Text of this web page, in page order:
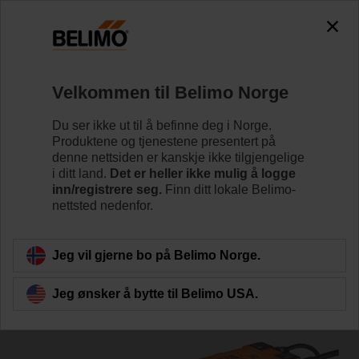
EV040R2+BAC
Lær mer
Tilbake til produktkategori
Velkommen til Belimo Norge
Du ser ikke ut til å befinne deg i Norge.
Produktene og tjenestene presentert på
denne nettsiden er kanskje ikke tilgjengelige
i ditt land. Det er heller ikke mulig å logge
inn/registrere seg. Finn ditt lokale Belimo-
nettsted nedenfor.
Jeg vil gjerne bo på Belimo Norge.
Jeg ønsker å bytte til Belimo USA.